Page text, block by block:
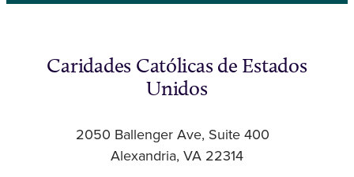
Caridades Católicas de Estados
Unidos
2050 Ballenger Ave, Suite 400
Alexandria, VA 22314